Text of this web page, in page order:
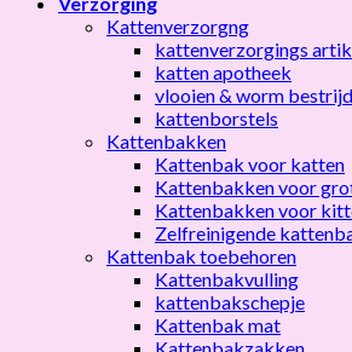
Kattenverzorgng
kattenverzorgings
katten apotheek
vlooien & worm
kattenborstels
Kattenbakken
Kattenbak voor katten
Kattenbakken voor
Kattenbakken voor
Zelfreinigende
Kattenbak toebehoren
Kattenbakvulling
kattenbakschepje
Kattenbak mat